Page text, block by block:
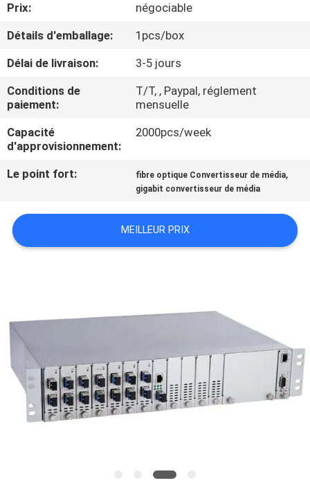
D'USINE
CONTRÔLE
DE
QUALITÉ
CONTACTEZ-
NOUS
DEMANDEZ
UNE
DU
SITE
PRIVACY
POLICY
Prix:
négociable
Détails d'emballage:
1pcs/box
Délai de livraison:
3-5 jours
Conditions de
paiement:
T/T, , Paypal, réglement
mensuelle
Capacité
d'approvisionnement:
2000pcs/week
Le point fort: fibre optique Convertisseur de média,
gigabit convertisseur de média
MEILLEUR PRIX